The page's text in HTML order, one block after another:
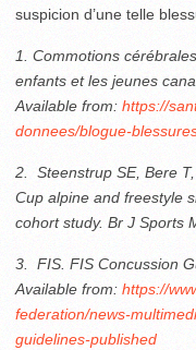
suspicion d’une telle
1. Commotions
enfants et les jeunes
Available from: https://
donnees/blogue-
2. Steenstrup SE, Bere
Cup alpine and freestyle
cohort study. Br J Sports
3. FIS. FIS Concussion
Available from: https://
federation/news-
guidelines-published